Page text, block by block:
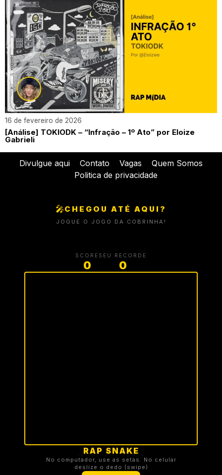
16 de fevereiro de 2026
[Análise] TOKIODK – “Infração – 1º Ato” por Eloize
Gabrieli
Divulgue aqui Contato Vagas
Quem Somos
Politica de privacidade
🎤CHEGOU ATÉ AQUI?
JOGUE O JOGO DA COBRINHA!
SCORE
0
SEU RECORDE
0
RAP SNAKE
No computador, use as setas. No celular
deslize o dedo (swipe)
🏆 TOP 3 DA TROPA
Carregando ranking...